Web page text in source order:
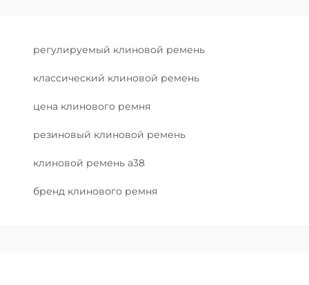
регулируемый клиновой ремень
классический клиновой ремень
цена клинового ремня
резиновый клиновой ремень
клиновой ремень a38
бренд клинового ремня